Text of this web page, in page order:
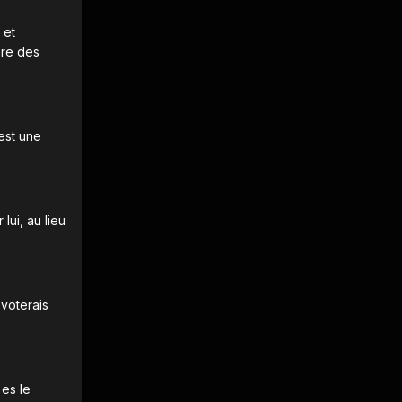
et
des
une
lui, au lieu
le